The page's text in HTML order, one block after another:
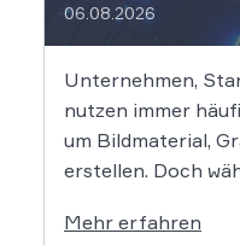
06.08.2026
Unternehmen,
nutzen immer
um Bildmaterial,
erstellen. Doch
Sekundenschnelle
Mehr erfahren